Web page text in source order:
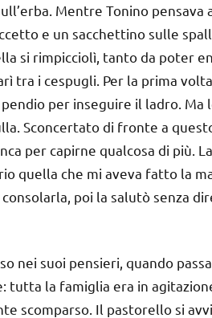
Mentre Tonino
e un sacchettino sulle
si rimpicciolì, tanto da poter
tra i cespugli. Per la prima
per inseguire il ladro. Ma
Sconcertato di fronte a
per capirne qualcosa di più.
quella che mi aveva fatto la
poi la salutò senza
nei suoi pensieri, quando
tutta la famiglia era in
scomparso. Il pastorello si